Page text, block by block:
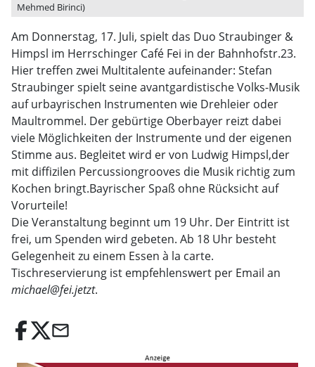
Mehmed Birinci)
Am Donnerstag, 17. Juli, spielt das Duo Straubinger &
Himpsl im Herrschinger Café Fei in der Bahnhofstr.23.
Hier treffen zwei Multitalente aufeinander: Stefan
Straubinger spielt seine avantgardistische Volks-Musik
auf urbayrischen Instrumenten wie Drehleier oder
Maultrommel. Der gebürtige Oberbayer reizt dabei
viele Möglichkeiten der Instrumente und der eigenen
Stimme aus. Begleitet wird er von Ludwig Himpsl,der
mit diffizilen Percussiongrooves die Musik richtig zum
Kochen bringt.Bayrischer Spaß ohne Rücksicht auf
Vorurteile!
Die Veranstaltung beginnt um 19 Uhr. Der Eintritt ist
frei, um Spenden wird gebeten. Ab 18 Uhr besteht
Gelegenheit zu einem Essen à la carte.
Tischreservierung ist empfehlenswert per Email an
michael@fei.jetzt.
email